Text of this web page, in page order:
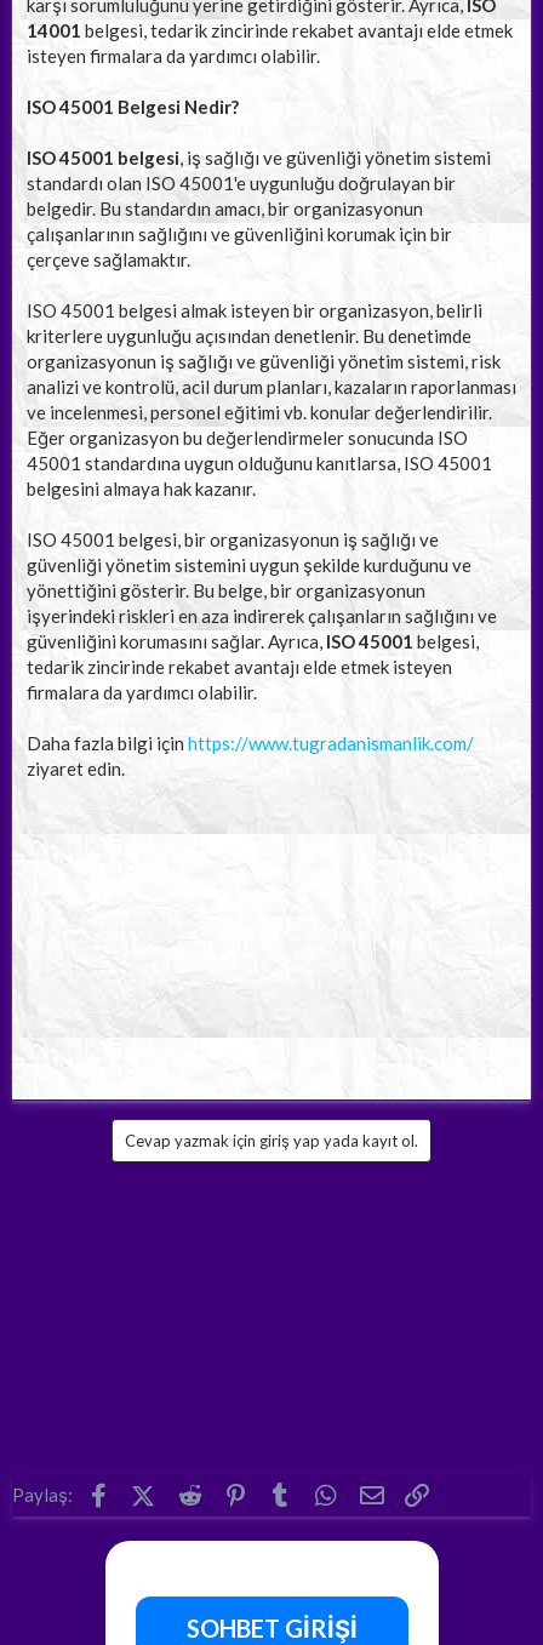
14001 belgesi, tedarik zincirinde rekabet avantajı elde etmek
isteyen firmalara da yardımcı olabilir.
ISO 45001 Belgesi Nedir?
ISO 45001 belgesi , iş sağlığı ve güvenliği yönetim sistemi
standardı olan ISO 45001'e uygunluğu doğrulayan bir
belgedir. Bu standardın amacı, bir organizasyonun
çalışanlarının sağlığını ve güvenliğini korumak için bir
çerçeve sağlamaktır.
ISO 45001 belgesi almak isteyen bir organizasyon, belirli
kriterlere uygunluğu açısından denetlenir. Bu denetimde
organizasyonun iş sağlığı ve güvenliği yönetim sistemi, risk
analizi ve kontrolü, acil durum planları, kazaların raporlanması
ve incelenmesi, personel eğitimi vb. konular değerlendirilir.
Eğer organizasyon bu değerlendirmeler sonucunda ISO
45001 standardına uygun olduğunu kanıtlarsa, ISO 45001
belgesini almaya hak kazanır.
ISO 45001 belgesi, bir organizasyonun iş sağlığı ve
güvenliği yönetim sistemini uygun şekilde kurduğunu ve
yönettiğini gösterir. Bu belge, bir organizasyonun
işyerindeki riskleri en aza indirerek çalışanların sağlığını ve
güvenliğini korumasını sağlar. Ayrıca, ISO 45001 belgesi,
tedarik zincirinde rekabet avantajı elde etmek isteyen
firmalara da yardımcı olabilir.
Daha fazla bilgi için https://www.tugradanismanlik.com/
ziyaret edin.
Cevap yazmak için giriş yap yada kayıt ol.
Paylaş: FacebookX (Twitter)
Reddit Pinterest
Tumblr WhatsApp
E-posta
SOHBET GİRİŞİ